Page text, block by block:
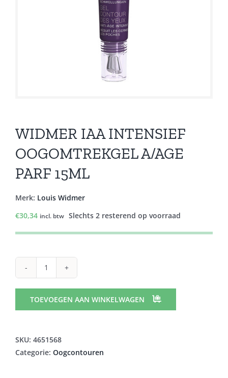
WIDMER IAA INTENSIEF
OOGOMTREKGEL A/AGE
PARF 15ML
Merk: Louis Widmer
€30,34 incl. btw Slechts 2 resterend op voorraad
WIDMER
INTENSIEF
OOGOMTREKGEL
PARF
15ML
TOEVOEGEN AAN WINKELWAGEN
SKU: 4651568
Categorie: Oogcontouren